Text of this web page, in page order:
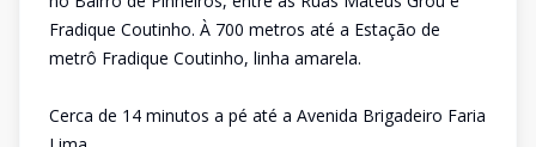
Fradique Coutinho. À 700 metros até a Estação de
metrô Fradique Coutinho, linha amarela.
Cerca de 14 minutos a pé até a Avenida Brigadeiro Faria